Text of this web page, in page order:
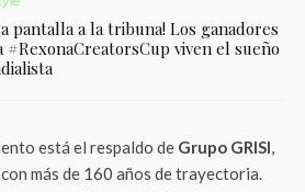
pantalla a la tribuna! Los ganadores
#RexonaCreatorsCup viven el sueño
está el respaldo de Grupo GRISI,
más de 160 años de trayectoria.